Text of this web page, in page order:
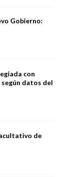
Gobierno:
con
datos del
de